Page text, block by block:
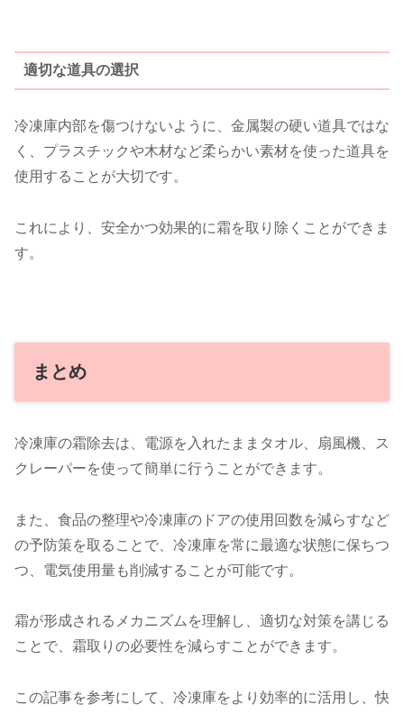
適切な道具の選択
冷凍庫内部を傷つけないように、金属製の硬い道具ではな
く、プラスチックや木材など柔らかい素材を使った道具を
使用することが大切です。
これにより、安全かつ効果的に霜を取り除くことができま
す。
まとめ
冷凍庫の霜除去は、電源を入れたままタオル、扇風機、ス
クレーパーを使って簡単に行うことができます。
また、食品の整理や冷凍庫のドアの使用回数を減らすなど
の予防策を取ることで、冷凍庫を常に最適な状態に保ちつ
つ、電気使用量も削減することが可能です。
霜が形成されるメカニズムを理解し、適切な対策を講じる
ことで、霜取りの必要性を減らすことができます。
この記事を参考にして、冷凍庫をより効率的に活用し、快